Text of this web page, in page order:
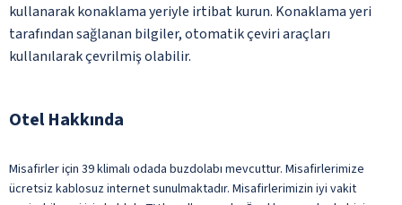
kullanarak konaklama yeriyle irtibat kurun. Konaklama yeri
tarafından sağlanan bilgiler, otomatik çeviri araçları
kullanılarak çevrilmiş olabilir.
Otel Hakkında
Misafirler için 39 klimalı odada buzdolabı mevcuttur. Misafirlerimize
ücretsiz kablosuz internet sunulmaktadır. Misafirlerimizin iyi vakit